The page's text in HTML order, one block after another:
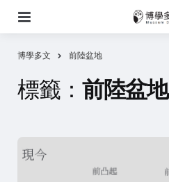
博學多文 前陸盆地
標籤： 前陸盆地